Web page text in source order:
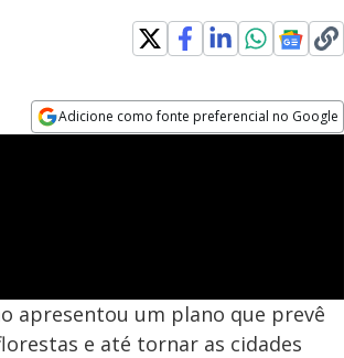
Adicione como fonte preferencial no Google
apresentou um plano que prevê
e até tornar as cidades